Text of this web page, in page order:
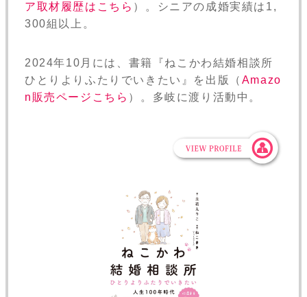
ア取材履歴はこちら ）。シニアの成婚実績は1,
300組以上。
2024年10月には、書籍『ねこかわ結婚相談所
ひとりよりふたりでいきたい』を出版（ Amazo
n販売ページこちら ）。多岐に渡り活動中。